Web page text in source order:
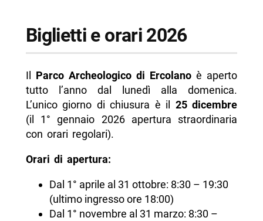
Biglietti e orari 2026
Il Parco Archeologico di Ercolano è aperto
tutto l’anno dal lunedì alla domenica.
L’unico giorno di chiusura è il 25 dicembre
(il 1° gennaio 2026 apertura straordinaria
con orari regolari).
Orari di apertura:
Dal 1° aprile al 31 ottobre: 8:30 – 19:30
(ultimo ingresso ore 18:00)
Dal 1° novembre al 31 marzo: 8:30 –